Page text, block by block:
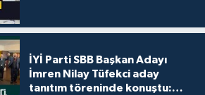
İYİ Parti SBB Başkan Adayı
İmren Nilay Tüfekci aday
tanıtım töreninde konuştu: